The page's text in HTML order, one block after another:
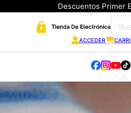
Descuentos Primer
ACCEDER